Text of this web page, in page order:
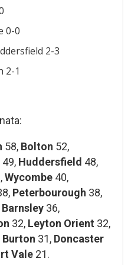
0-0
2-3
2-1
58, Bolton 52,
49, Huddersfield 48,
Wycombe 40,
Peterbourough 38,
Barnsley 36,
32, Leyton Orient 32,
Burton 31, Doncaster
Vale 21.